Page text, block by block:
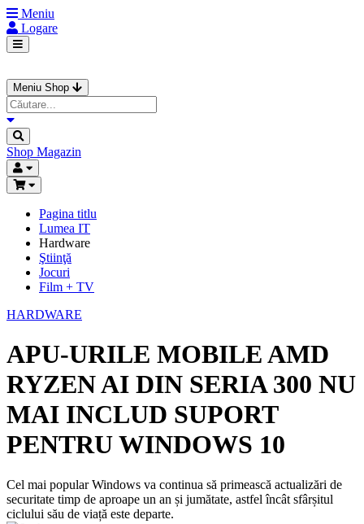
Meniu
Logare
Meniu Shop
Shop Magazin
Pagina titlu
Lumea IT
Hardware
Ştiinţă
Jocuri
Film + TV
HARDWARE
APU-URILE MOBILE AMD
RYZEN AI DIN SERIA 300 NU
MAI INCLUD SUPORT
PENTRU WINDOWS 10
Cel mai popular Windows va continua să primească actualizări de
securitate timp de aproape un an și jumătate, astfel încât sfârșitul
ciclului său de viață este departe.